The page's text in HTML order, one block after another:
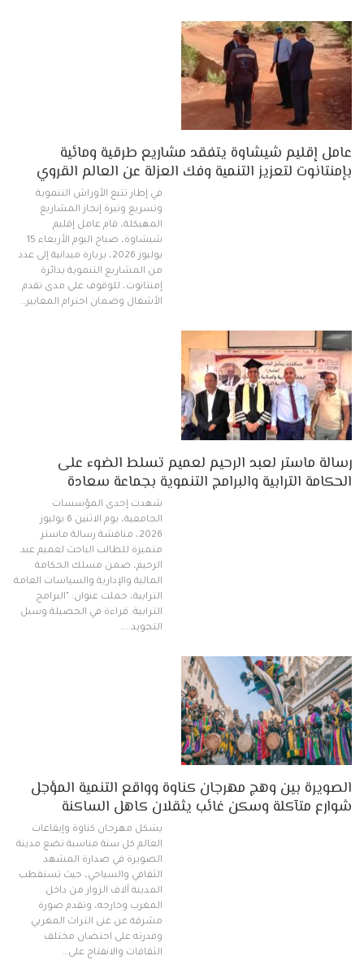
عامل إقليم شيشاوة يتفقد مشاريع طرقية ومائية
بإمنتانوت لتعزيز التنمية وفك العزلة عن العالم القروي
في إطار تتبع الأوراش التنموية
وتسريع وتيرة إنجاز المشاريع
المهيكلة، قام عامل إقليم
شيشاوة، صباح اليوم الأربعاء 15
يوليوز 2026، بزيارة ميدانية إلى عدد
من المشاريع التنموية بدائرة
إمنتانوت، للوقوف على مدى تقدم
الأشغال وضمان احترام المعايير…
رسالة ماستر لعبد الرحيم لعميم تسلط الضوء على
الحكامة الترابية والبرامج التنموية بجماعة سعادة
شهدت إحدى المؤسسات
الجامعية، يوم الاثنين 6 يوليوز
2026، مناقشة رسالة ماستر
متميزة للطالب الباحث لعميم عبد
الرحيم، ضمن مسلك الحكامة
المالية والإدارية والسياسات العامة
الترابية، حملت عنوان: "البرامج
الترابية: قراءة في الحصيلة وسبل
التجويد..…
الصويرة بين وهج مهرجان كناوة وواقع التنمية المؤجل
شوارع متآكلة وسكن غائب يثقلان كاهل الساكنة
يشكل مهرجان كناوة وإيقاعات
العالم كل سنة مناسبة تضع مدينة
الصويرة في صدارة المشهد
الثقافي والسياحي، حيث تستقطب
المدينة آلاف الزوار من داخل
المغرب وخارجه، وتقدم صورة
مشرقة عن غنى التراث المغربي
وقدرته على احتضان مختلف
الثقافات والانفتاح على…